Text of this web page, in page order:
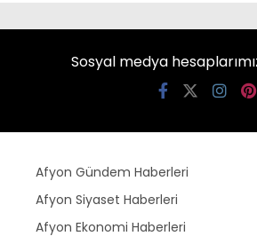
Sosyal medya
Afyon Gündem Haberleri
Afyon Siyaset Haberleri
Afyon Ekonomi Haberleri